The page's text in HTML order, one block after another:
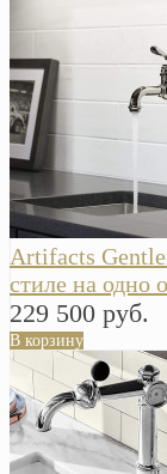
Artifacts
стиле на
229 500 руб.
В корзину